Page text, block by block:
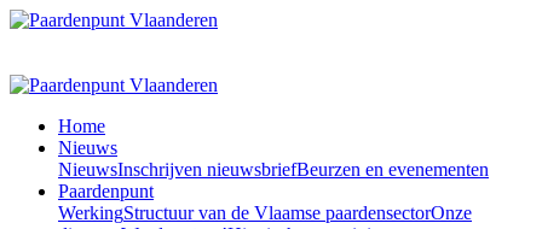
Home
Nieuws
NieuwsInschrijven nieuwsbriefBeurzen en evenementen
Paardenpunt
WerkingStructuur van de Vlaamse paardensectorOnze